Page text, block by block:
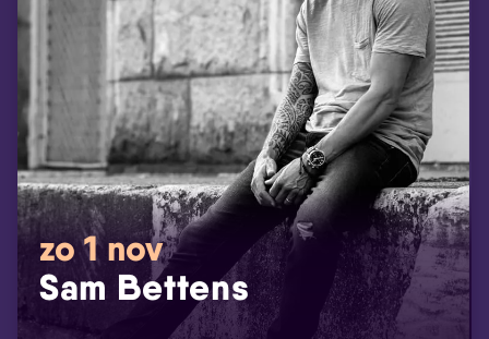
zo 1 nov
Sam Bettens